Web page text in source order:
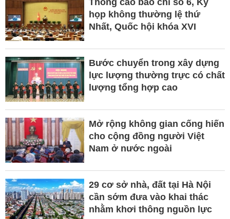
Thông cáo báo chí số 6, Kỳ
họp không thường lệ thứ
Nhất, Quốc hội khóa XVI
Bước chuyển trong xây dựng
lực lượng thường trực có chất
lượng tổng hợp cao
Mở rộng không gian cống hiến
cho cộng đồng người Việt
Nam ở nước ngoài
29 cơ sở nhà, đất tại Hà Nội
cần sớm đưa vào khai thác
nhằm khơi thông nguồn lực